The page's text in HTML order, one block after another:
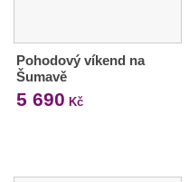
Pohodový víkend na
Šumavě
5 690 Kč